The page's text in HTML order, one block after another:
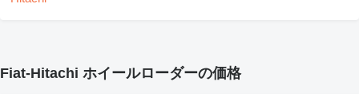
Fiat-Hitachi ホイールローダーの価格